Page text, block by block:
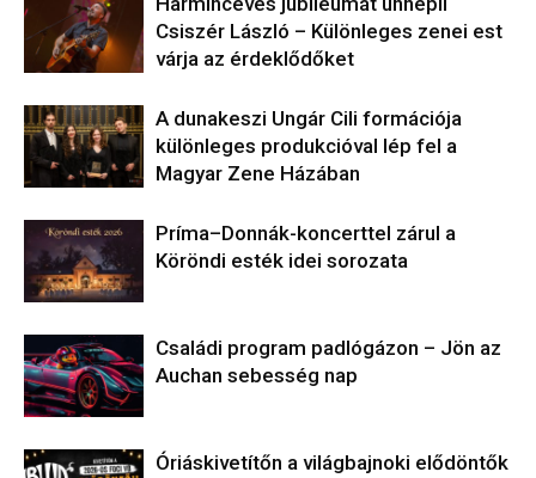
Csiszér László – Különleges zenei est
várja az érdeklődőket
A dunakeszi Ungár Cili formációja
különleges produkcióval lép fel a
Magyar Zene Házában
Príma–Donnák-koncerttel zárul a
Köröndi esték idei sorozata
Családi program padlógázon – Jön az
Auchan sebesség nap
Óriáskivetítőn a világbajnoki elődöntők